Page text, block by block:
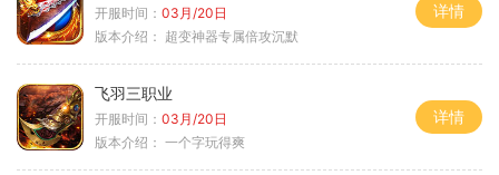
开服时间： 03月/20日
版本介绍： 超变神器专属倍攻沉默
详情
飞羽三职业
开服时间： 03月/20日
版本介绍： 一个字玩得爽
详情